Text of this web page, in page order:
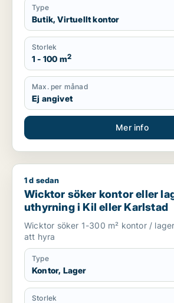
Type
Butik, Virtuellt kontor
Storlek
1 - 100 m2
Max. per månad
Ej angivet
Mer info
Wicktor söker kontor eller lager för
1 d sedan
Wicktor söker kontor eller
uthyrning i Kil eller Karlstad
Wicktor söker 1-300 m² kontor /
att hyra
Type
Kontor, Lager
Storlek